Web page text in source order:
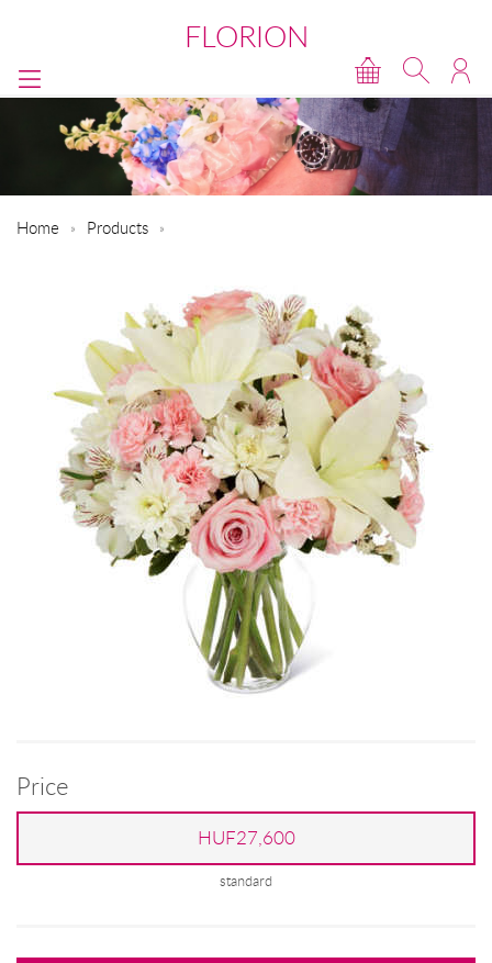
FLORION
Home Products
Price
HUF27,600
standard